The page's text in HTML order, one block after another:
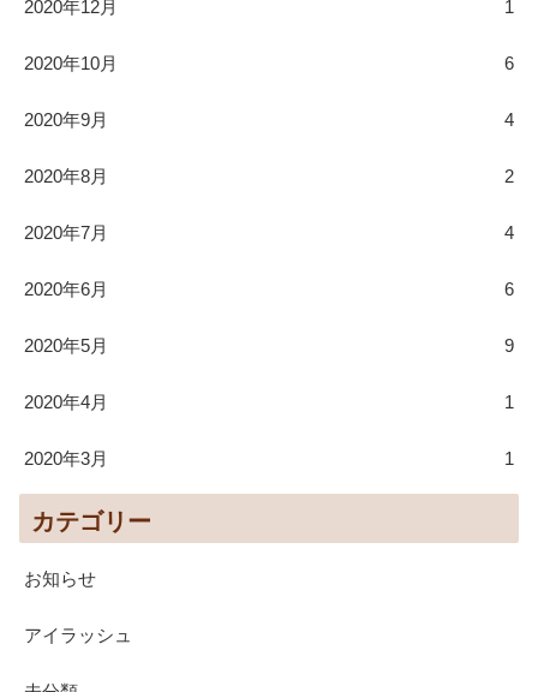
2020年12月 1
2020年10月 6
2020年9月 4
2020年8月 2
2020年7月 4
2020年6月 6
2020年5月 9
2020年4月 1
2020年3月 1
カテゴリー
お知らせ
アイラッシュ